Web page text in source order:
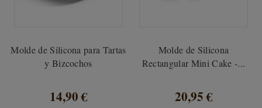
Molde de Silicona para Tartas
y Bizcochos
14,90 €
Molde de Silicona
Rectangular Mini Cake -...
20,95 €